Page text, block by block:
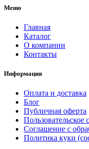
Меню
Главная
Каталог
О компании
Контакты
Информация
Оплата и доставка
Блог
Публичная оферта
Пользовательское
Соглашение с
Политика куки